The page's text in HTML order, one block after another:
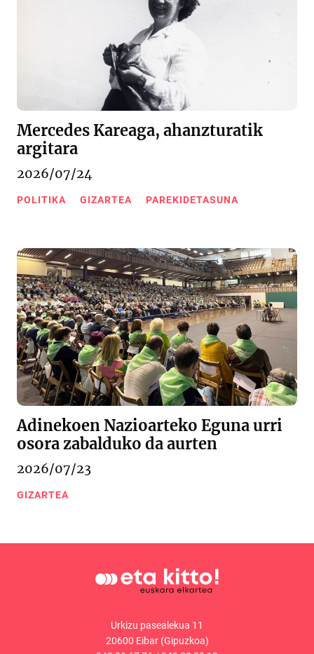
Mercedes Kareaga, ahanzturatik
argitara
2026/07/24
POLITIKA GIZARTEA PAREKIDETASUNA
Adinekoen Nazioarteko Eguna urri
osora zabalduko da aurten
2026/07/23
GIZARTEA
Urkizu pasealekua 11
20600 Eibar (Gipuzkoa)